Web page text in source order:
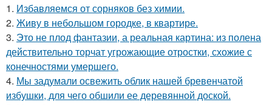
1. Избавляемся от сорняков без химии.
2. Живу в небольшом городке, в квартире.
3. Это не плод фантазии, а реальная картина: из полена
действительно торчат угрожающие отростки, схожие с
конечностями умершего.
4. Мы задумали освежить облик нашей бревенчатой
избушки, для чего обшили ее деревянной доской.